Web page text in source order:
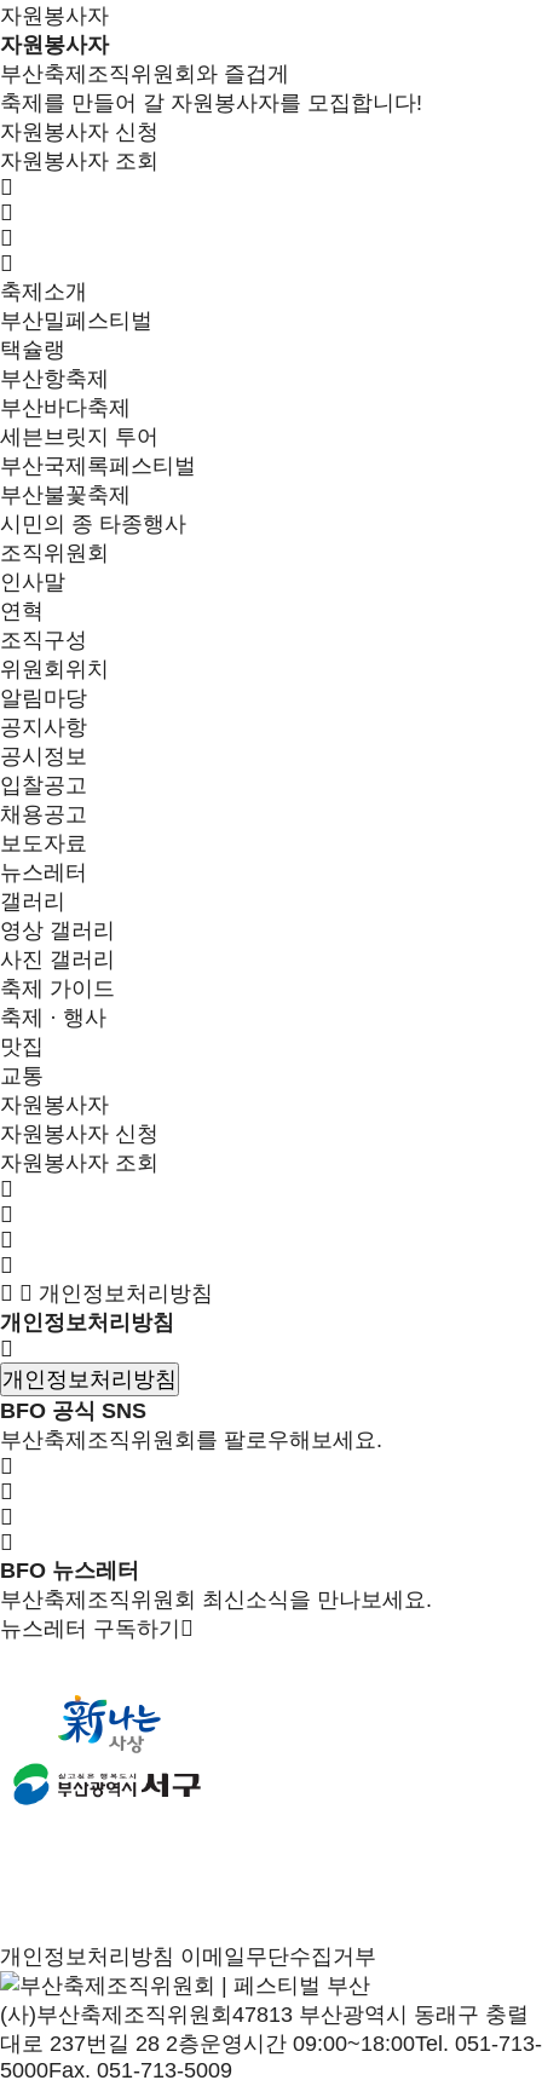
자원봉사자
자원봉사자
부산축제조직위원회와 즐겁게
축제를 만들어 갈 자원봉사자를 모집합니다!
자원봉사자 신청
자원봉사자 조회
축제소개
부산밀페스티벌
택슐랭
부산항축제
부산바다축제
세븐브릿지 투어
부산국제록페스티벌
부산불꽃축제
시민의 종 타종행사
조직위원회
인사말
연혁
조직구성
위원회위치
알림마당
공지사항
공시정보
입찰공고
채용공고
보도자료
뉴스레터
갤러리
영상 갤러리
사진 갤러리
축제 가이드
축제 · 행사
맛집
교통
자원봉사자
자원봉사자 신청
자원봉사자 조회
개인정보처리방침
개인정보처리방침
개인정보처리방침
BFO 공식 SNS
부산축제조직위원회를 팔로우해보세요.
BFO 뉴스레터
부산축제조직위원회 최신소식을 만나보세요.
뉴스레터 구독하기
개인정보처리방침 이메일무단수집거부
(사)부산축제조직위원회 47813 부산광역시 동래구 충렬
대로 237번길 28 2층운영시간 09:00~18:00Tel. 051-713-
5000Fax. 051-713-5009